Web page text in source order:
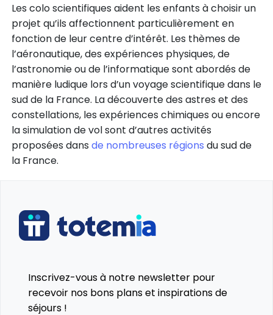
Les colo scientifiques aident les enfants à choisir un
projet qu’ils affectionnent particulièrement en
fonction de leur centre d’intérêt. Les thèmes de
l’aéronautique, des expériences physiques, de
l’astronomie ou de l’informatique sont abordés de
manière ludique lors d’un voyage scientifique dans le
sud de la France. La découverte des astres et des
constellations, les expériences chimiques ou encore
la simulation de vol sont d’autres activités
proposées dans de nombreuses régions du sud de
la France.
Inscrivez-vous à notre newsletter pour
recevoir nos bons plans et inspirations de
séjours !